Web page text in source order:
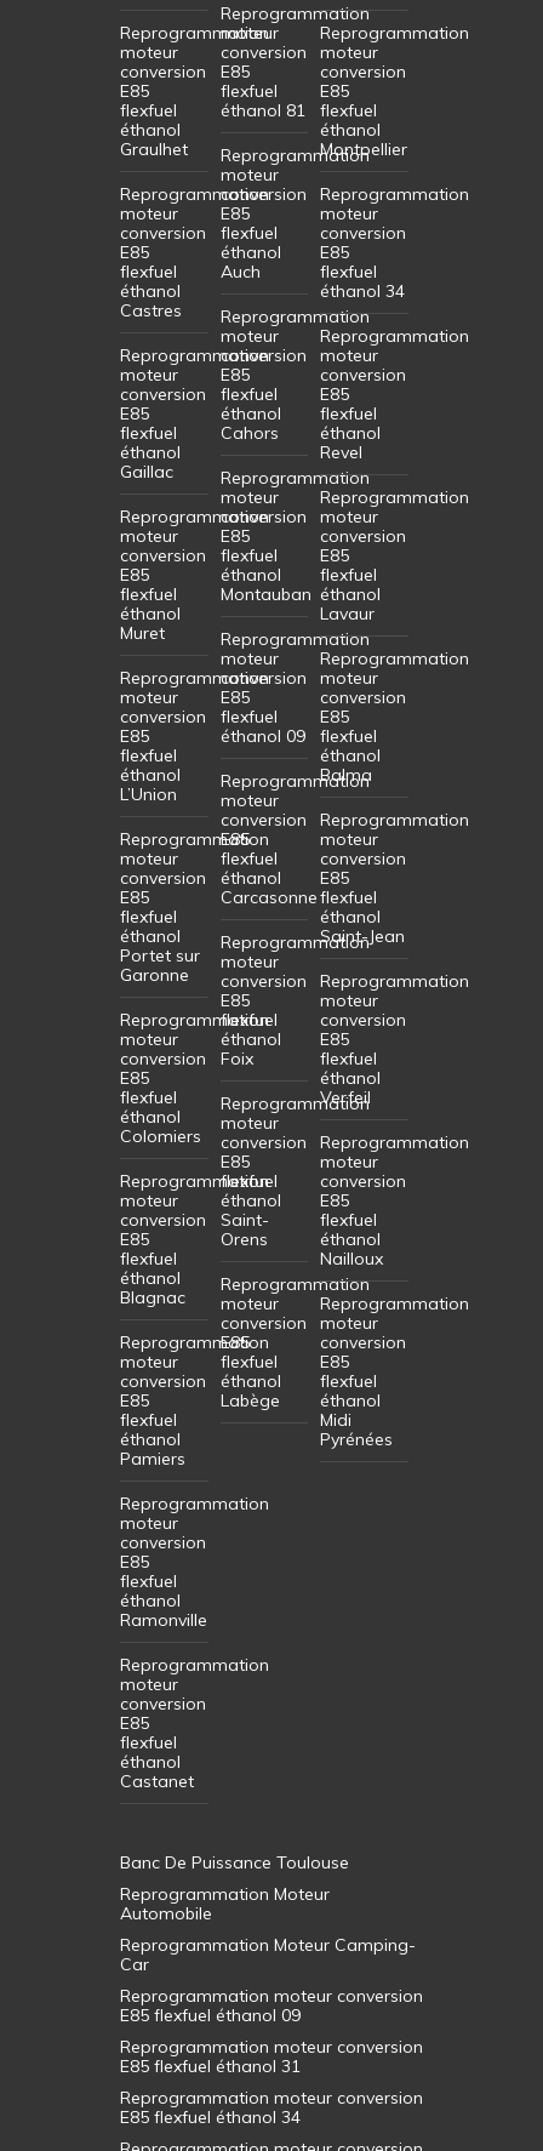
Reprogrammation
moteur
conversion
E85
flexfuel
éthanol
Graulhet
Reprogrammation
moteur
conversion
E85
flexfuel
éthanol
Castres
Reprogrammation
moteur
conversion
E85
flexfuel
éthanol
Gaillac
Reprogrammation
moteur
conversion
E85
flexfuel
éthanol
Muret
Reprogrammation
moteur
conversion
E85
flexfuel
éthanol
L’Union
Reprogrammation
moteur
conversion
E85
flexfuel
éthanol
Portet sur
Garonne
Reprogrammation
moteur
conversion
E85
flexfuel
éthanol
Colomiers
Reprogrammation
moteur
conversion
E85
flexfuel
éthanol
Blagnac
Reprogrammation
moteur
conversion
E85
flexfuel
éthanol
Pamiers
Reprogrammation
moteur
conversion
E85
flexfuel
éthanol
Ramonville
Reprogrammation
moteur
conversion
E85
flexfuel
éthanol
Castanet
Reprogrammation
moteur
conversion
E85
flexfuel
éthanol 81
Reprogrammation
moteur
conversion
E85
flexfuel
éthanol
Auch
Reprogrammation
moteur
conversion
E85
flexfuel
éthanol
Cahors
Reprogrammation
moteur
conversion
E85
flexfuel
éthanol
Montauban
Reprogrammation
moteur
conversion
E85
flexfuel
éthanol 09
Reprogrammation
moteur
conversion
E85
flexfuel
éthanol
Carcasonne
Reprogrammation
moteur
conversion
E85
flexfuel
éthanol
Foix
Reprogrammation
moteur
conversion
E85
flexfuel
éthanol
Saint-
Orens
Reprogrammation
moteur
conversion
E85
flexfuel
éthanol
Labège
Reprogrammation
moteur
conversion
E85
flexfuel
éthanol
Montpellier
Reprogrammation
moteur
conversion
E85
flexfuel
éthanol 34
Reprogrammation
moteur
conversion
E85
flexfuel
éthanol
Revel
Reprogrammation
moteur
conversion
E85
flexfuel
éthanol
Lavaur
Reprogrammation
moteur
conversion
E85
flexfuel
éthanol
Balma
Reprogrammation
moteur
conversion
E85
flexfuel
éthanol
Saint-Jean
Reprogrammation
moteur
conversion
E85
flexfuel
éthanol
Verfeil
Reprogrammation
moteur
conversion
E85
flexfuel
éthanol
Nailloux
Reprogrammation
moteur
conversion
E85
flexfuel
éthanol
Midi
Pyrénées
Banc De Puissance Toulouse
Reprogrammation Moteur
Automobile
Reprogrammation Moteur Camping-
Car
Reprogrammation moteur conversion
E85 flexfuel éthanol 09
Reprogrammation moteur conversion
E85 flexfuel éthanol 31
Reprogrammation moteur conversion
E85 flexfuel éthanol 34